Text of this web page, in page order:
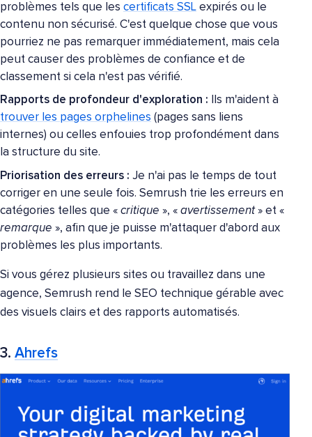
problèmes tels que les certificats SSL expirés ou le
contenu non sécurisé. C'est quelque chose que vous
pourriez ne pas remarquer immédiatement, mais cela
peut causer des problèmes de confiance et de
classement si cela n'est pas vérifié.
Rapports de profondeur d'exploration : Ils m'aident à
trouver les pages orphelines (pages sans liens
internes) ou celles enfouies trop profondément dans
la structure du site.
Priorisation des erreurs : Je n'ai pas le temps de tout
corriger en une seule fois. Semrush trie les erreurs en
catégories telles que « critique », « avertissement» et «
remarque », afin que je puisse m'attaquer d'abord aux
problèmes les plus importants.
Si vous gérez plusieurs sites ou travaillez dans une
agence, Semrush rend le SEO technique gérable avec
des visuels clairs et des rapports automatisés.
3. Ahrefs